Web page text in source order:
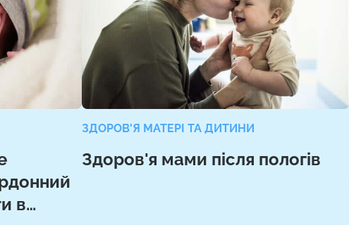
в
ЗДОРОВ'Я МАТЕРІ ТА ДИТИНИ
Здоров'я мами після пологів